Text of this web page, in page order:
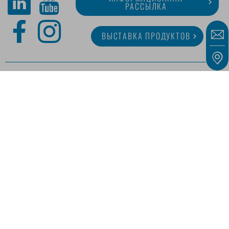
РАССЫЛКА
ВЫСТАВКА ПРОДУКТОВ